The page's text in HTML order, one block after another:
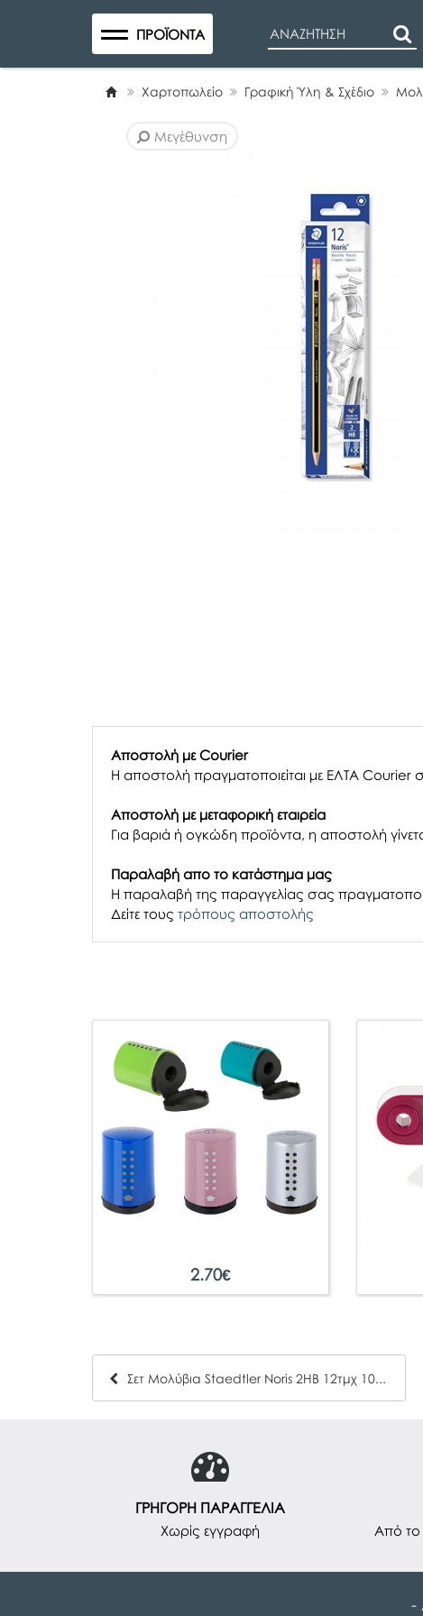
ΠΡΟΪΌΝΤΑ
Χαρτοπωλείο Γραφική Ύλη & Σχέδιο
Μεγέθυνση
Αποστολή με Courier
Η αποστολή πραγματοποιείται με ΕΛΤΑ Courier
Αποστολή με μεταφορική εταιρεία
Για βαριά ή ογκώδη προϊόντα, η αποστολή
Παραλαβή απο το κατάστημα μας
H παραλαβή της παραγγελίας σας
Δείτε τους τρόπους αποστολής
2.70€
Σετ Μολύβια Staedtler Noris 2HB 12τμχ 102-2
ΓΡΗΓΟΡΗ ΠΑΡΑΓΓΕΛΙΑ
Χωρίς εγγραφή Από το
-